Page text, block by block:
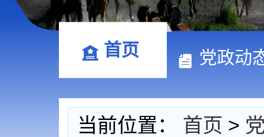
首页 党政动
当前位置： 首页 >